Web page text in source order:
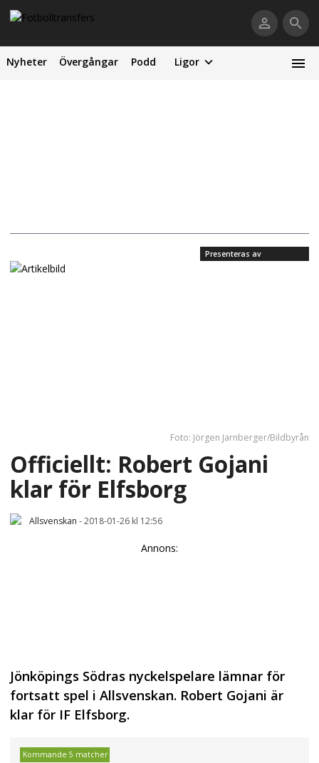
Nyheter Övergångar Podd Ligor
Presenteras av
Foto: Jörgen Jarnberger/Bildbyrån
Officiellt: Robert Gojani
klar för Elfsborg
Allsvenskan -2018-01-26 kl 12:56
Annons:
Jönköpings Södras nyckelspelare lämnar för
fortsatt spel i Allsvenskan. Robert Gojani är
klar för IF Elfsborg.
Kommande 5 matcher